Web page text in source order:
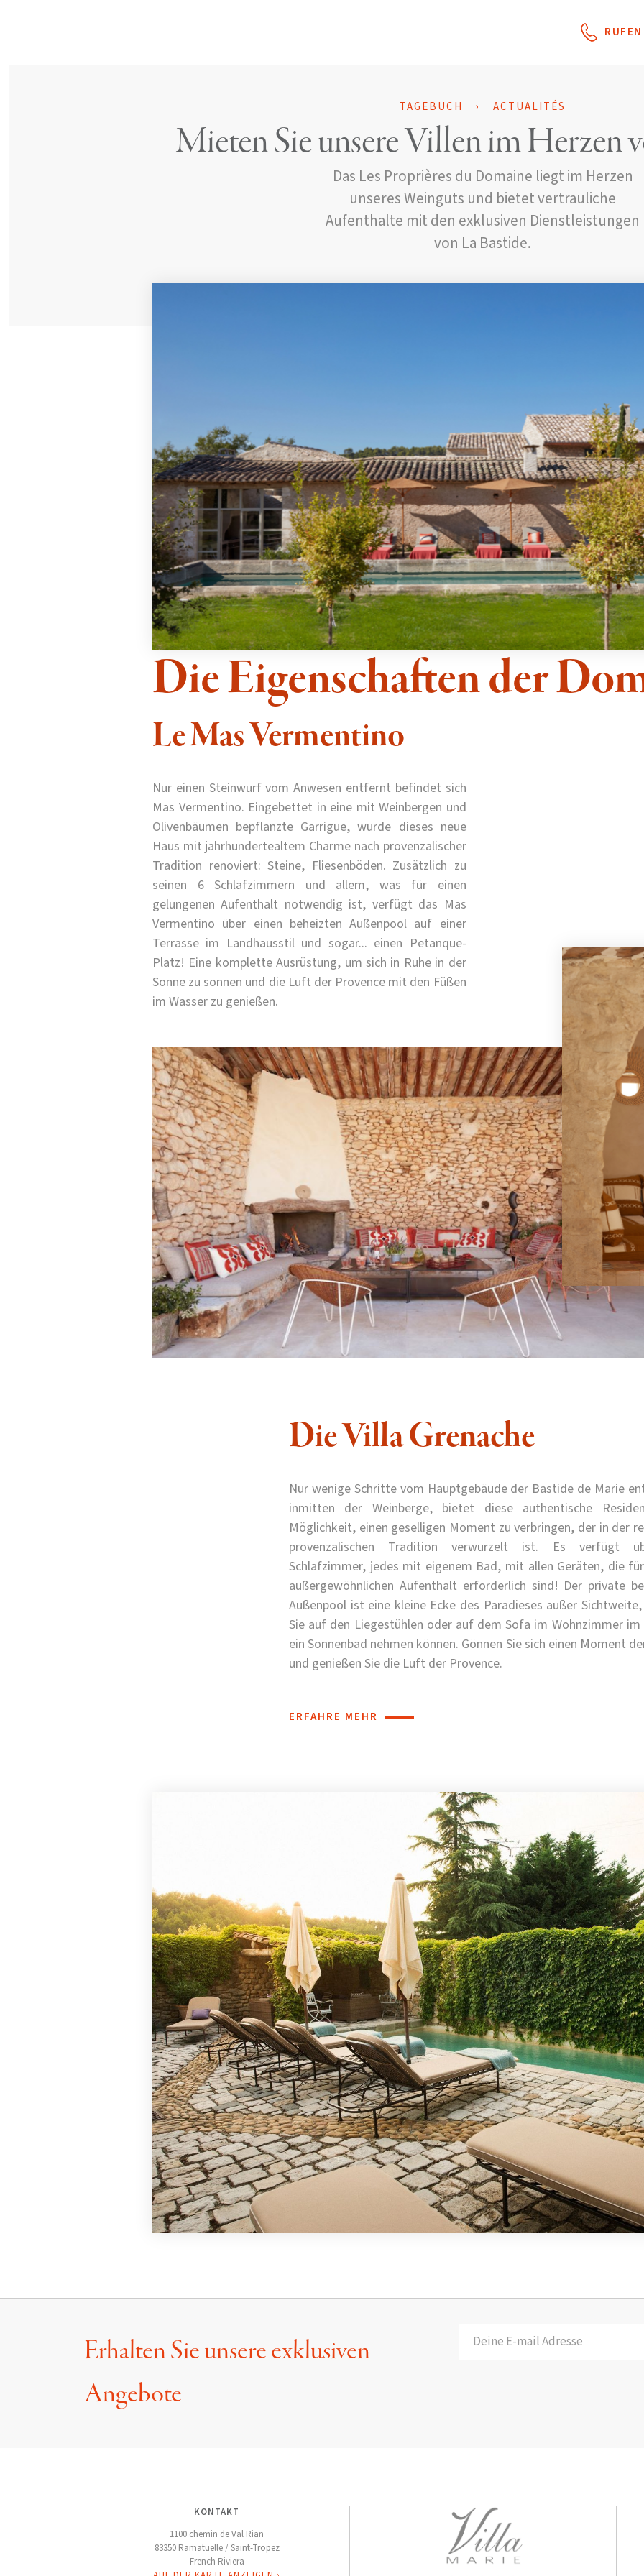
TAGEBUCH › ACTUALITÉS
Mieten Sie unsere Villen im Herzen
Das Les Proprières du Domaine liegt im Herzen
unseres Weinguts und bietet vertrauliche
Aufenthalte mit den exklusiven Dienstleistungen
von La Bastide.
Die Eigenschaften der
Le Mas Vermentino
Nur einen Steinwurf vom Anwesen entfernt befindet sich
Mas Vermentino. Eingebettet in eine mit Weinbergen und
Olivenbäumen bepflanzte Garrigue, wurde dieses neue
Haus mit jahrhundertealtem Charme nach provenzalischer
Tradition renoviert: Steine, Fliesenböden. Zusätzlich zu
seinen 6 Schlafzimmern und allem, was für einen
gelungenen Aufenthalt notwendig ist, verfügt das Mas
Vermentino über einen beheizten Außenpool auf einer
Terrasse im Landhausstil und sogar... einen Petanque-
Platz! Eine komplette Ausrüstung, um sich in Ruhe in der
Sonne zu sonnen und die Luft der Provence mit den Füßen
im Wasser zu genießen.
Die Villa Grenache
Nur wenige Schritte vom Hauptgebäude der Bastide de Marie
inmitten der Weinberge, bietet diese authentische
Möglichkeit, einen geselligen Moment zu verbringen, der in der
provenzalischen Tradition verwurzelt ist. Es verfügt
Schlafzimmer, jedes mit eigenem Bad, mit allen Geräten, die
außergewöhnlichen Aufenthalt erforderlich sind! Der private
Außenpool ist eine kleine Ecke des Paradieses außer
Sie auf den Liegestühlen oder auf dem Sofa im Wohnzimmer im
ein Sonnenbad nehmen können. Gönnen Sie sich einen Moment
und genießen Sie die Luft der Provence.
ERFAHRE MEHR
Erhalten Sie unsere exklusiven
Angebote
KONTAKT
1100 chemin de Val Rian
83350 Ramatuelle / Saint-Tropez
French Riviera